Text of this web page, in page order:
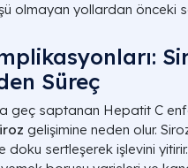
olmayan yollardan önceki
Süreç
geç saptanan Hepatit C
gelişimine neden olur.
doku sertleşerek işlevini